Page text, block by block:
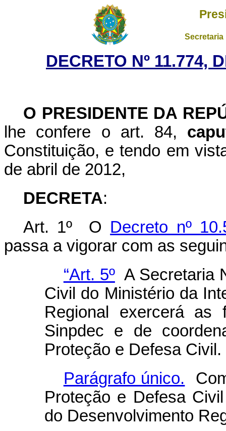
DECRETO Nº 11.774,
O PRESIDENTE DA
lhe confere o art. 84,
Constituição, e tendo em
de abril de 2012,
DECRETA:
Art. 1º O Decreto nº
passa a vigorar com as
“Art. 5ºA Secretaria
Civil do Ministério da
Regional exercerá as
Sinpdec e de
Proteção e Defesa Civil.
Parágrafo único.
Proteção e Defesa
do Desenvolvimento